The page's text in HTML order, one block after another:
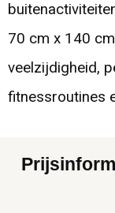
70 cm x 140
veelzijdigheid,
fitnessroutines